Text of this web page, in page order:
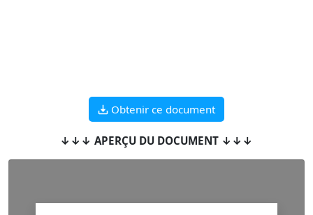
Obtenir ce document
↓↓↓ APERÇU DU DOCUMENT ↓↓↓